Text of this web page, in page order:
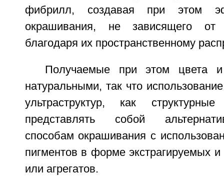
фибрилл, создавая при этом
окрашивания, не зависящего от
благодаря их пространственному
Получаемые при этом цвета и
натуральными, так что
ультраструктур, как
представлять собой
способам окрашивания с
пигментов в форме экстрагируемых
или агрегатов.